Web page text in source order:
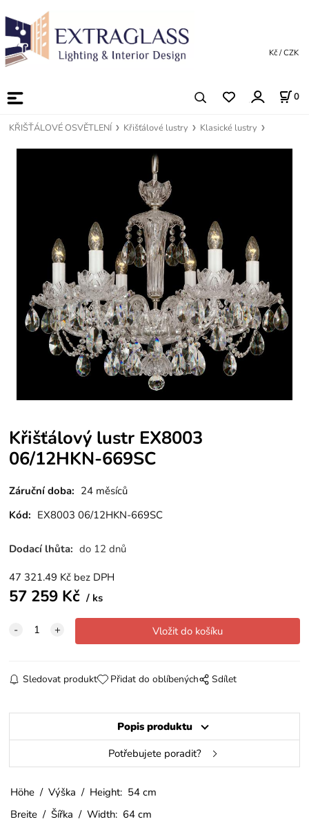
0
Kč / CZK
KŘIŠŤÁLOVÉ OSVĚTLENÍ Křišťálové lustry Klasické lustry
Křišťálový lustr EX8003
06/12HKN-669SC
Záruční doba: 24 měsíců
Kód: EX8003 06/12HKN-669SC
Dodací lhůta: do 12 dnů
47 321.49 Kč bez DPH
57 259 Kč ks
Sledovat produkt Přidat do oblíbených Sdílet
Popis produktu
Potřebujete poradit?
Höhe / Výška / Height: 54 cm
Breite / Šířka / Width: 64 cm